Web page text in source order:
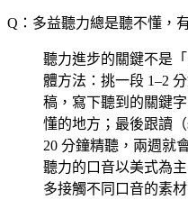
Q：多益聽力總是聽不懂，
聽力進步的關鍵不是
體方法：挑一段 1–2
稿，寫下聽到的關鍵
懂的地方；最後跟讀
20 分鐘精聽，兩週就
聽力的口音以美式為
多接觸不同口音的素